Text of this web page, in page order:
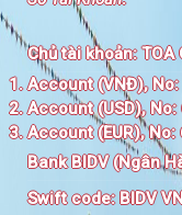
Chủ tài khoản:TOA
Account (VNĐ),
Account (USD),
Account (EUR),
Bank BIDV (Ngân
Swift code:BIDV